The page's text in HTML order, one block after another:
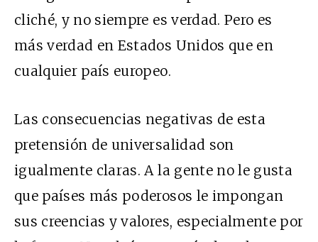
cliché, y no siempre es verdad. Pero es
más verdad en Estados Unidos que en
cualquier país europeo.
Las consecuencias negativas de esta
pretensión de universalidad son
igualmente claras. A la gente no le gusta
que países más poderosos le impongan
sus creencias y valores, especialmente por